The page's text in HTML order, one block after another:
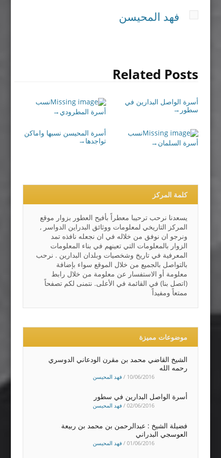
فهد المحيسن
Related Posts
أسرة الواصل البدارين في
سطور →
نسب
أسرة المطرودي →
نسب
أسرة السلمان →
أسرة المحيسن نسبها واماكن
تواجدها →
كلمة المركز
يسعدنا نرحب ترحيبا معطراً بأفيح العطور بزوار موقع
المركز التاريخي لمعلومات ووثائق البدراين الدواسر ,
ونرجو ان نوفق من خلاله في ان نجعله نافذه تمد
الزوار بالمعلومات التي تعينهم في بناء المعلومات
المعرفية في تاريخ وشخصيات وبلدان البدارين . نرحب
بالتواصل بالجميع من خلال الموقع سواء بإضافة
معلومة أو الاستفسار عن معلومة من خلال رابط
(اتصل بنا) في القائمة في الأعلى. نتمنى لكم تصفحاً
ممتعاً ومفيداً
موضوعات مميزة
الشيخ القاضي محمد بن مقرن الودعاني الدوسري
رحمه الله
10/06/2016
/ فهد المحيسن
أسرة الواصل البدارين في سطور
02/06/2016
/ فهد المحيسن
فضيلة الشيخ : عبدالرحمن بن محمد بن ربيعة
العوسجي البدراني
01/06/2016
/ فهد المحيسن